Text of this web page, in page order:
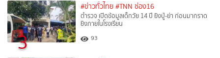
3
#ข่าวทั่วไทย #TNN ช่อง16
ตำรวจ เปิดข้อมูลเด็กวัย 14 ปี ยิงปู่-ย่า ก่อนมากราด
ยิงภายในโรงเรียน
93